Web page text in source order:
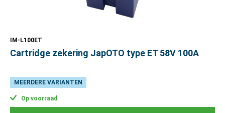
IM-L100ET
Cartridge zekering JapOTO type ET 58V 100A
MEERDERE VARIANTEN
Op voorraad